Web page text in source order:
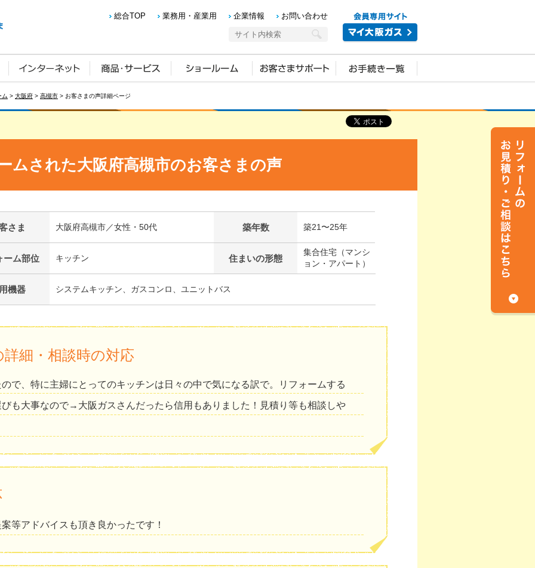
総合TOP 業務用・産業用 企業情報 お問い合わせ
ム > 大阪府 > 高槻市 > お客さまの声詳細ページ
ムされた大阪府高槻市のお客さまの声
さま 大阪府高槻市／女性・50代
ーム部位 キッチン
築年数 築21〜25年
住まいの形態
集合住宅（マンシ
ョン・アパート）
機器 システムキッチン、ガスコンロ、ユニットバス
細・相談時の対応
で、特に主婦にとってのキッチンは日々の中で気になる訳で。リフォームする
も大事なので→大阪ガスさんだったら信用もありました！見積り等も相談しや
等アドバイスも頂き良かったです！